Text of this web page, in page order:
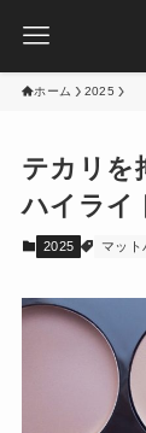
ホーム 2025
テカリを
ハイライ
2025 マット